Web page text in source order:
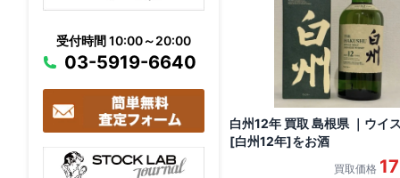
受付時間 10:00～20:00
03-5919-6640
白州12年 買取 島根県 ｜ウイ
[白州12年]をお酒
買取価格